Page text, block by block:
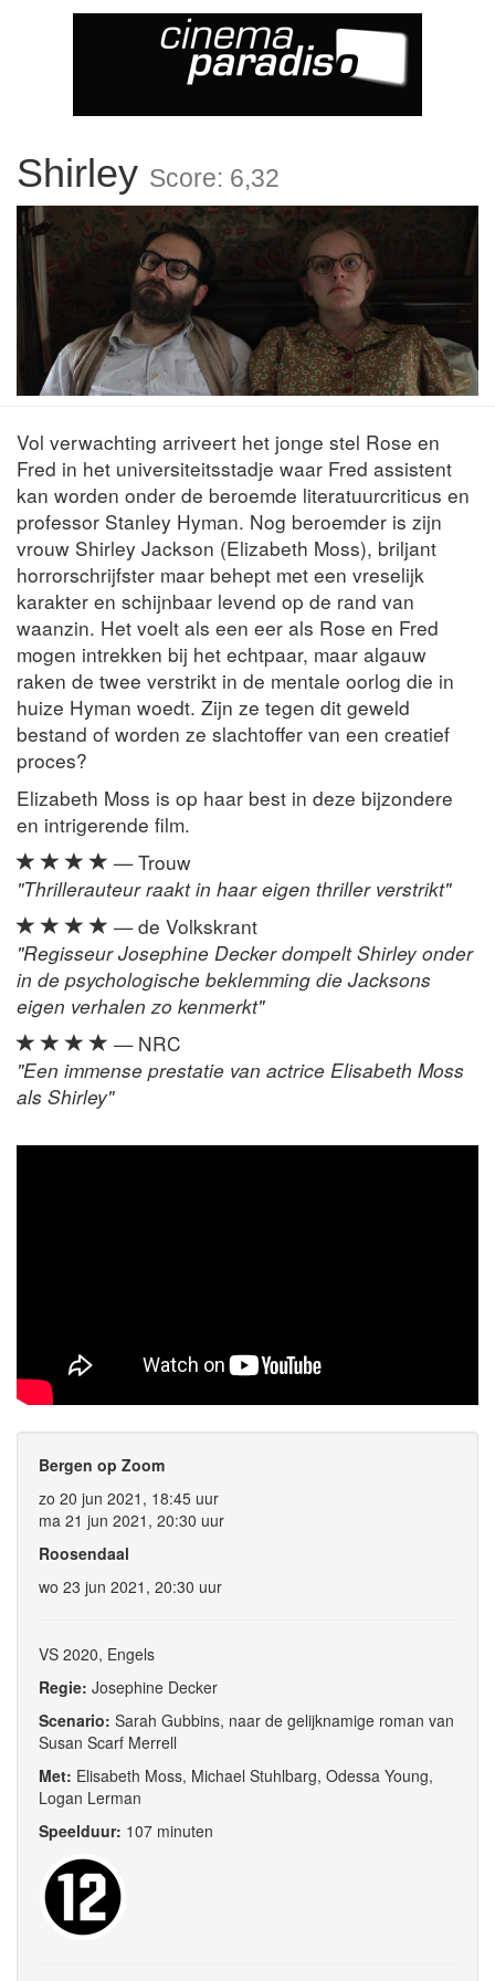
Shirley Score: 6,32
Vol verwachting arriveert het jonge stel Rose en
Fred in het universiteitsstadje waar Fred assistent
kan worden onder de beroemde literatuurcriticus en
professor Stanley Hyman. Nog beroemder is zijn
vrouw Shirley Jackson (Elizabeth Moss), briljant
horrorschrijfster maar behept met een vreselijk
karakter en schijnbaar levend op de rand van
waanzin. Het voelt als een eer als Rose en Fred
mogen intrekken bij het echtpaar, maar algauw
raken de twee verstrikt in de mentale oorlog die in
huize Hyman woedt. Zijn ze tegen dit geweld
bestand of worden ze slachtoffer van een creatief
proces?
Elizabeth Moss is op haar best in deze bijzondere
en intrigerende film.
— Trouw
"Thrillerauteur raakt in haar eigen thriller verstrikt"
— de Volkskrant
"Regisseur Josephine Decker dompelt Shirley onder
in de psychologische beklemming die Jacksons
eigen verhalen zo kenmerkt"
— NRC
"Een immense prestatie van actrice Elisabeth Moss
als Shirley"
Bergen op Zoom
zo 20 jun 2021, 18:45 uur
ma 21 jun 2021, 20:30 uur
Roosendaal
wo 23 jun 2021, 20:30 uur
VS 2020, Engels
Regie: Josephine Decker
Scenario: Sarah Gubbins, naar de gelijknamige roman van
Susan Scarf Merrell
Met: Elisabeth Moss, Michael Stuhlbarg, Odessa Young,
Logan Lerman
Speelduur: 107 minuten